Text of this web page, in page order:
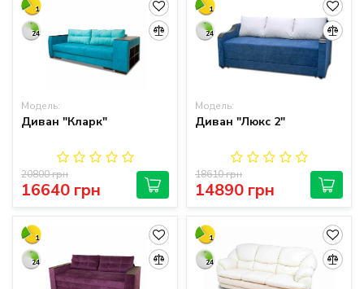
1
24
Модель:
Диван "Кларк"
16640 грн
20800 грн
1
24
Модель:
Диван "Люкс 2"
14890 грн
18610 грн
1
24
1
24